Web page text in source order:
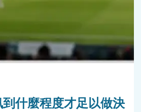
什麼程度才足以做決